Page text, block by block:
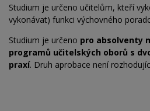
Studium je určeno učitelům, kteří
vykonávat) funkci výchovného
Studium je určeno pro absolventy
programů učitelských oborů s
praxí. Druh aprobace není